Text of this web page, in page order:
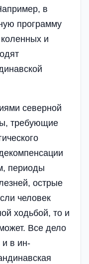
в
программу
и
северной
требующие
периоды
острые
человек
ходьбой, то и
Все дело
и в ин­